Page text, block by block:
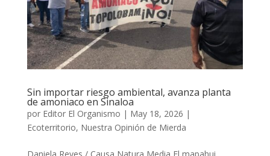
Sin importar riesgo ambiental, avanza planta
de amoniaco en Sinaloa
por Editor El Organismo | May 18, 2026 |
Ecoterritorio, Nuestra Opinión de Mierda